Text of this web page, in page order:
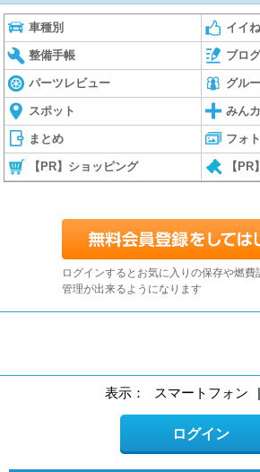
車種別 イイね
整備手帳 ブログ
パーツレビュー グル
スポット みん
まとめ フォト
【PR】ショッピング 【
ログインするとお気に入りの保存や燃費
管理が出来るようになります
表示： スマートフォン |
ログイン